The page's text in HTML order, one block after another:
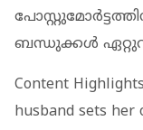
ബന്ധുക്കള്‍
Content
husband sets her